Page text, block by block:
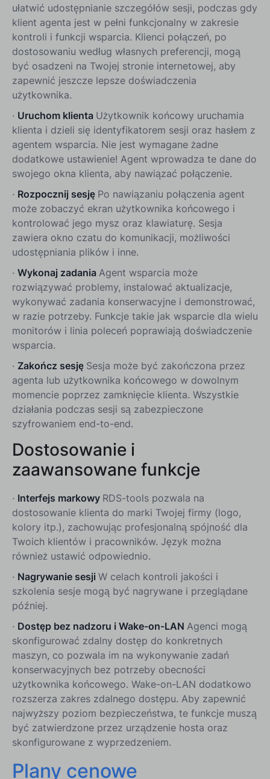
ułatwić udostępnianie szczegółów sesji, podczas gdy
klient agenta jest w pełni funkcjonalny w zakresie
kontroli i funkcji wsparcia. Klienci połączeń, po
dostosowaniu według własnych preferencji, mogą
być osadzeni na Twojej stronie internetowej, aby
zapewnić jeszcze lepsze doświadczenia
użytkownika.
· Uruchom klienta Użytkownik końcowy uruchamia
klienta i dzieli się identyfikatorem sesji oraz hasłem z
agentem wsparcia. Nie jest wymagane żadne
dodatkowe ustawienie! Agent wprowadza te dane do
swojego okna klienta, aby nawiązać połączenie.
· Rozpocznij sesję Po nawiązaniu połączenia agent
może zobaczyć ekran użytkownika końcowego i
kontrolować jego mysz oraz klawiaturę. Sesja
zawiera okno czatu do komunikacji, możliwości
udostępniania plików i inne.
· Wykonaj zadania Agent wsparcia może
rozwiązywać problemy, instalować aktualizacje,
wykonywać zadania konserwacyjne i demonstrować,
w razie potrzeby. Funkcje takie jak wsparcie dla wielu
monitorów i linia poleceń poprawiają doświadczenie
wsparcia.
· Zakończ sesję Sesja może być zakończona przez
agenta lub użytkownika końcowego w dowolnym
momencie poprzez zamknięcie klienta. Wszystkie
działania podczas sesji są zabezpieczone
szyfrowaniem end-to-end.
Dostosowanie i
zaawansowane funkcje
· Interfejs markowy RDS-tools pozwala na
dostosowanie klienta do marki Twojej firmy (logo,
kolory itp.), zachowując profesjonalną spójność dla
Twoich klientów i pracowników. Język można
również ustawić odpowiednio.
· Nagrywanie sesji W celach kontroli jakości i
szkolenia sesje mogą być nagrywane i przeglądane
później.
· Dostęp bez nadzoru i Wake-on-LAN Agenci mogą
skonfigurować zdalny dostęp do konkretnych
maszyn, co pozwala im na wykonywanie zadań
konserwacyjnych bez potrzeby obecności
użytkownika końcowego. Wake-on-LAN dodatkowo
rozszerza zakres zdalnego dostępu. Aby zapewnić
najwyższy poziom bezpieczeństwa, te funkcje muszą
być zatwierdzone przez urządzenie hosta oraz
skonfigurowane z wyprzedzeniem.
Plany cenowe